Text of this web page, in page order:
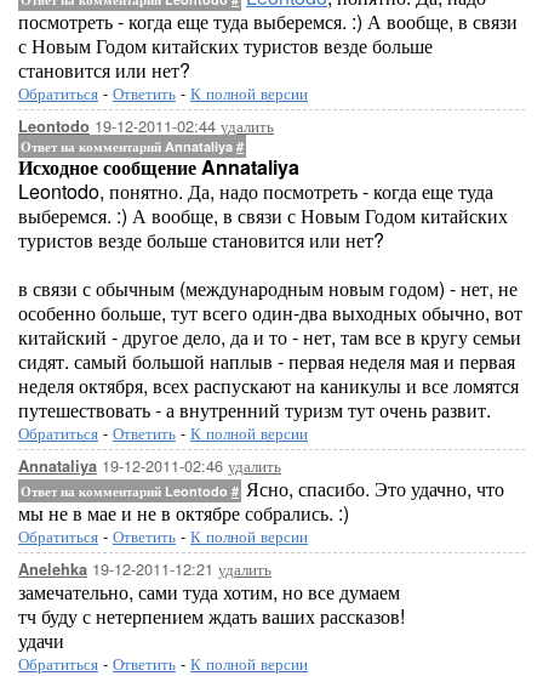
посмотреть - когда еще туда выберемся. :) А вообще, в связи
с Новым Годом китайских туристов везде больше
становится или нет?
Обратиться - Ответить - К полной версии
Leontodo 19-12-2011-02:44 удалить
Ответ на комментарий Annataliya #
Исходное сообщение Annataliya
Leontodo, понятно. Да, надо посмотреть - когда еще туда
выберемся. :) А вообще, в связи с Новым Годом китайских
туристов везде больше становится или нет?
в связи с обычным (международным новым годом) - нет, не
особенно больше, тут всего один-два выходных обычно, вот
китайский - другое дело, да и то - нет, там все в кругу семьи
сидят. самый большой наплыв - первая неделя мая и первая
неделя октября, всех распускают на каникулы и все ломятся
путешествовать - а внутренний туризм тут очень развит.
Обратиться - Ответить - К полной версии
Annataliya 19-12-2011-02:46 удалить
Ответ на комментарий Leontodo # Ясно, спасибо. Это удачно, что
мы не в мае и не в октябре собрались. :)
Обратиться - Ответить - К полной версии
Anelehka 19-12-2011-12:21 удалить
замечательно, сами туда хотим, но все думаем
тч буду с нетерпением ждать ваших рассказов!
удачи
Обратиться - Ответить - К полной версии